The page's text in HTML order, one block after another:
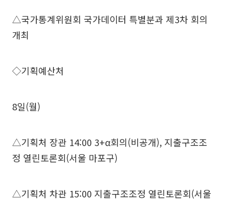
△국가통계위원회 국가데이터 특별분과 제3차 회의
개최
◇기획예산처
8일(월)
△기획처 장관 14:00 3+α회의(비공개), 지출구조조
정 열린토론회(서울 마포구)
△기획처 차관 15:00 지출구조조정 열린토론회(서울